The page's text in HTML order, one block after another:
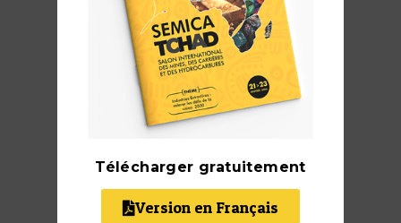
SPONSORS
Télécharger gratuitement
Version en Français